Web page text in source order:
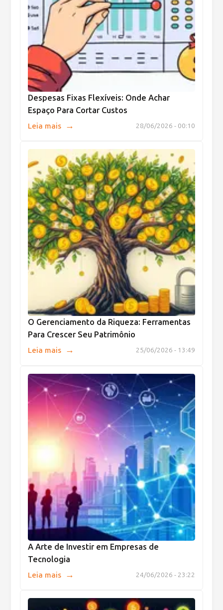
Despesas Fixas Flexíveis: Onde Achar
Espaço Para Cortar Custos
28/06/2026 - 00:10
Leia mais →
O Gerenciamento da Riqueza: Ferramentas
Para Crescer Seu Patrimônio
25/06/2026 - 13:49
Leia mais →
A Arte de Investir em Empresas de
Tecnologia
24/06/2026 - 23:22
Leia mais →